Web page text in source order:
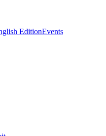
EditionEvents